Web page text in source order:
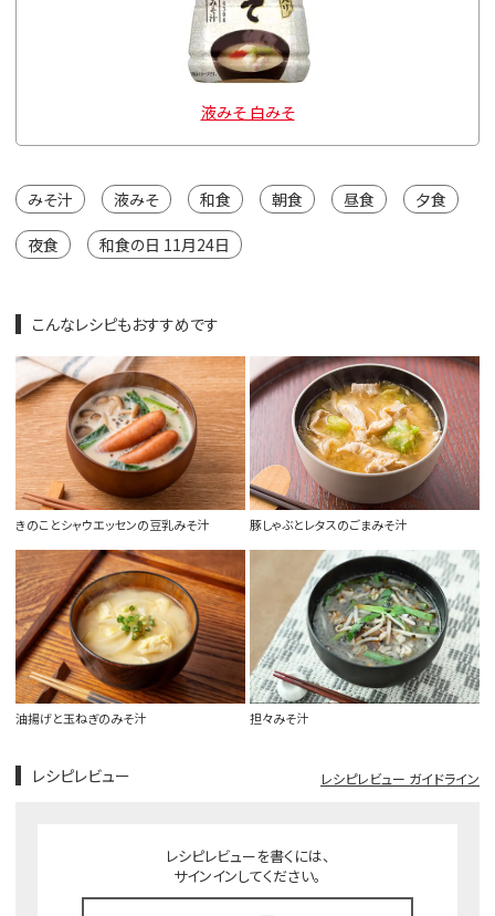
液みそ 白みそ
みそ汁 液みそ 和食 朝食 昼食 夕食
夜食 和食の日 11月24日
こんなレシピもおすすめです
きのことシャウエッセンの豆乳みそ汁 豚しゃぶとレタスのごまみそ汁
油揚げと玉ねぎのみそ汁 担々みそ汁
レシピレビュー レシピレビュー ガイドライン
レシピレビューを書くには、
サインインしてください。